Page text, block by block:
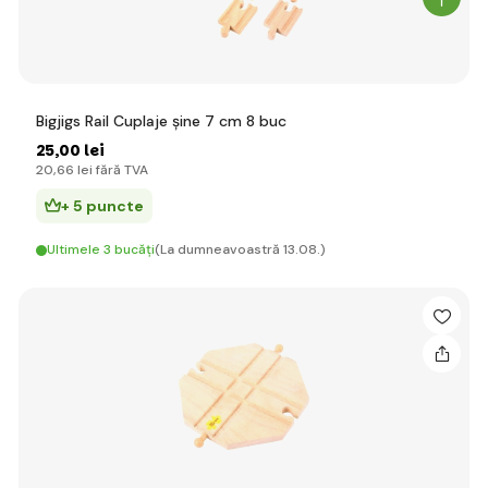
Bigjigs Rail Cuplaje șine 7 cm 8 buc
25,00 lei
20,66 lei fără TVA
+ 5 puncte
Ultimele 3 bucăți(La dumneavoastră 13.08.)